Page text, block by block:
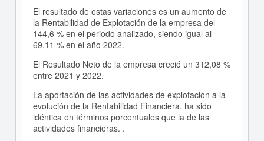
El resultado de estas variaciones es un aumento de
la Rentabilidad de Explotación de la empresa del
144,6 % en el periodo analizado, siendo igual al
69,11 % en el año 2022.
El Resultado Neto de la empresa creció un 312,08 %
entre 2021 y 2022.
La aportación de las actividades de explotación a la
evolución de la Rentabilidad Financiera, ha sido
idéntica en términos porcentuales que la de las
actividades financieras. .